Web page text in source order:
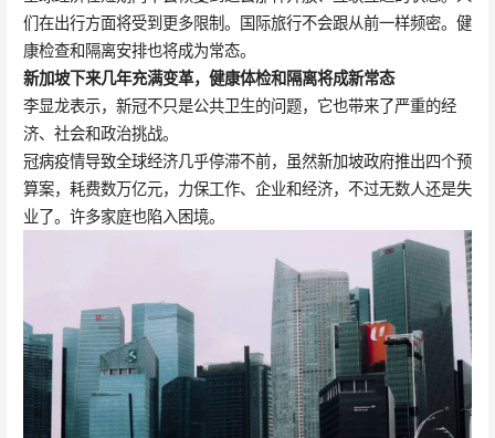
们在出行方面将受到更多限制。国际旅行不会跟从前一样频密。健
康检查和隔离安排也将成为常态。
新加坡下来几年充满变革，健康体检和隔离将成新常态
李显龙表示，新冠不只是公共卫生的问题，它也带来了严重的经
济、社会和政治挑战。
冠病疫情导致全球经济几乎停滞不前，虽然新加坡政府推出四个预
算案，耗费数万亿元，力保工作、企业和经济，不过无数人还是失
业了。许多家庭也陷入困境。